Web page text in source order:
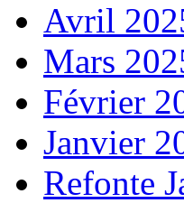
Avril
Mars
Février
Janvier
Refonte